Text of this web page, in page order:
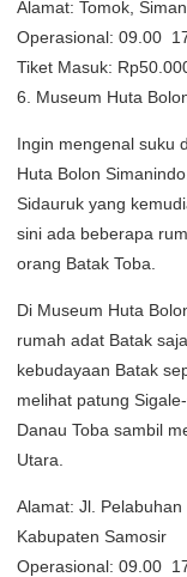
Alamat: Tomok,
Operasional: 09.00 
Tiket Masuk:
6. Museum Huta
Ingin mengenal suku
Huta Bolon
Sidauruk yang
sini ada beberapa
orang Batak Toba.
Di Museum Huta
rumah adat Batak
kebudayaan Batak
melihat patung
Danau Toba sambil
Utara.
Alamat: Jl.
Kabupaten Samosir
Operasional: 09.00 